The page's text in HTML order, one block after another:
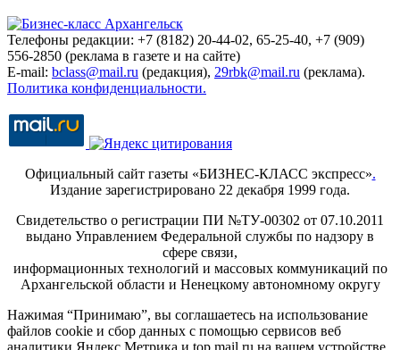
Телефоны редакции: +7 (8182) 20-44-02, 65-25-40, +7 (909)
556-2850 (реклама в газете и на сайте)
E-mail: bclass@mail.ru (редакция), 29rbk@mail.ru (реклама).
Политика конфиденциальности.
Официальный сайт газеты «БИЗНЕС-КЛАСС экспресс».
Издание зарегистрировано 22 декабря 1999 года.
Свидетельство о регистрации ПИ №ТУ-00302 от 07.10.2011
выдано Управлением Федеральной службы по надзору в
сфере связи,
информационных технологий и массовых коммуникаций по
Архангельской области и Ненецкому автономному округу
Нажимая “Принимаю”, вы соглашаетесь на использование
файлов cookie и сбор данных с помощью сервисов веб